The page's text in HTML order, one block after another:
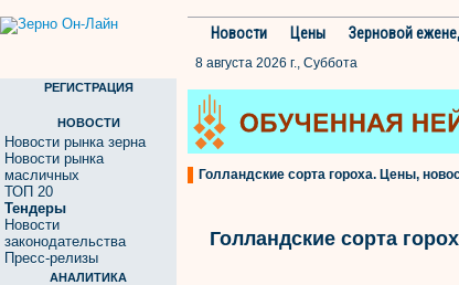
Новости Цены Зерновой
8 августа 2026 г., Суббота
РЕГИСТРАЦИЯ
НОВОСТИ
Новости рынка зерна
Новости рынка
масличных
ТОП 20
Тендеры
Новости
законодательства
Пресс-релизы
АНАЛИТИКА
Голландские сорта гороха. Цены,
Голландские сорта